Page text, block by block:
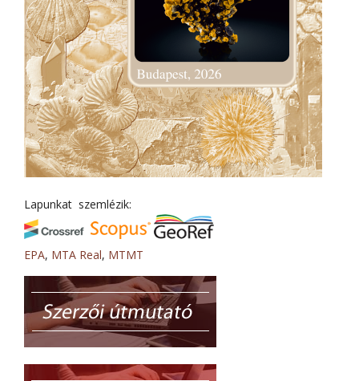
Lapunkat szemlézik:
EPA, MTA Real, MTMT